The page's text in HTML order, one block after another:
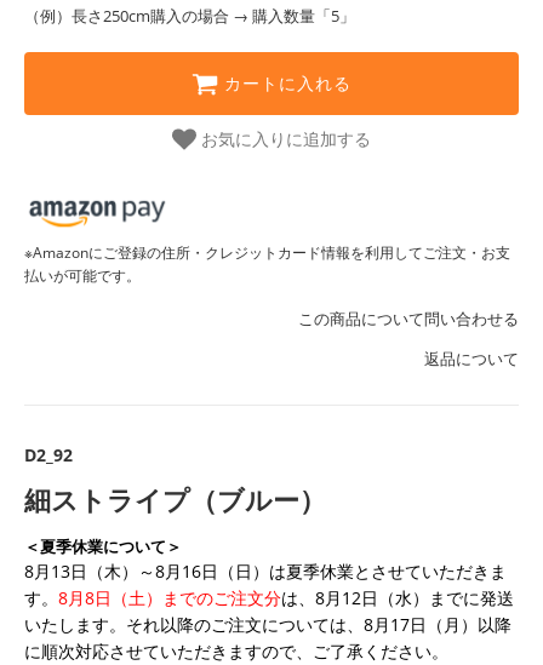
（例）長さ250cm購入の場合 → 購入数量「5」
カートに入れる
お気に入りに追加する
※Amazonにご登録の住所・クレジットカード情報を利用してご注文・お支
払いが可能です。
この商品について問い合わせる
返品について
D2_92
細ストライプ（ブルー）
＜夏季休業について＞
8月13日（木）～8月16日（日）は夏季休業とさせていただきま
す。 8月8日（土）までのご注文分は、8月12日（水）までに発送
いたします。それ以降のご注文については、8月17日（月）以降
に順次対応させていただきますので、ご了承ください。